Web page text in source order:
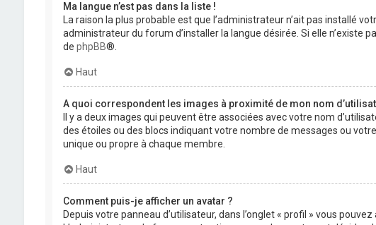
Ma langue n’est pas dans la liste !
La raison la plus probable est que l’administrateur n’ait pas installé
administrateur du forum d’installer la langue désirée. Si elle n’existe
de phpBB®.
Haut
A quoi correspondent les images à proximité de mon nom
Il y a deux images qui peuvent être associées avec votre nom
des étoiles ou des blocs indiquant votre nombre de messages ou
unique ou propre à chaque membre.
Haut
Comment puis-je afficher un avatar ?
Depuis votre panneau d’utilisateur, dans l’onglet « profil » vous